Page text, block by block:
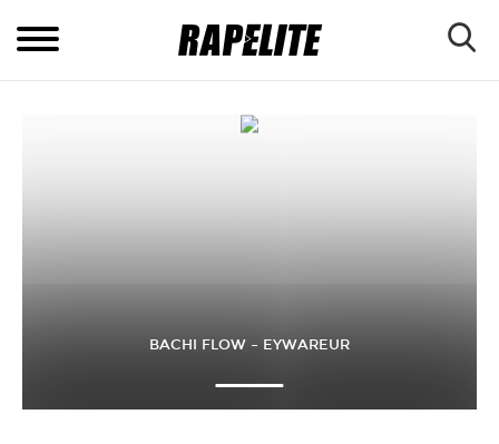
BACHI FLOW – EYWAREUR